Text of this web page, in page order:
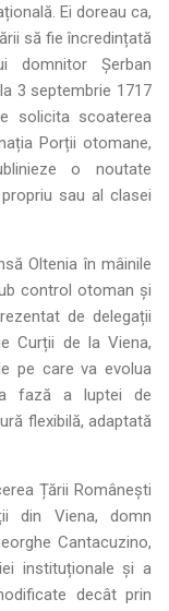
Ei doreau ca,
să fie încredințată
domnitor Șerban
3 septembrie 1717
solicita scoaterea
Porții otomane,
o noutate
sau al clasei
Oltenia în mâinile
control otoman și
de delegații
Curții de la Viena,
pe care va evolua
fază a luptei de
flexibilă, adaptată
Țării Românești
din Viena, domn
Cantacuzino,
instituționale și a
decât prin